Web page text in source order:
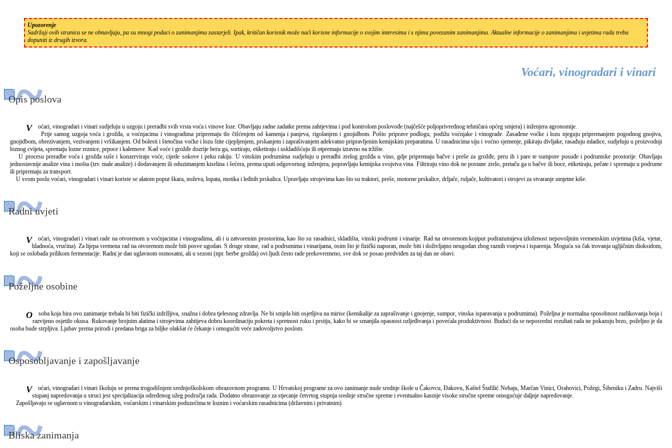
Upozorenje
Sadržaji ovih stranica se ne obnavljaju, pa su mnogi podaci o zanimanjima zastarjeli. Ipak, kritičan korisnik može naći korisne informacije o svojim interesima i s njima povezanim zanimanjima. Aktualne informacije o zanimanjima i uvjetima rada treba
dopuniti iz drugih izvora.
Voćari, vinogradari i vinari
Opis poslova
Voćari, vinogradari i vinari sudjeluju u uzgoju i preradbi svih vrsta voća i vinove loze. Obavljaju radne zadatke prema zahtjevima i pod kontrolom poslovođe (najčešće poljoprivrednog tehničara općeg smjera) i inženjera agronomije.
Prije samog uzgoja voća i grožđa, u voćnjacima i vinogradima pripremaju tlo čišćenjem od kamenja i panjeva, rigolanjem i gnojidbom. Pošto priprave podlogu, podižu voćnjake i vinograde. Zasađene voćke i lozu njeguju pripremanjem pogodnog gnojiva,
gnojidbom, obrezivanjem, vezivanjem i vršikanjem. Od bolesti i štetočina voćke i lozu štite cijepljenjem, prskanjem i zaprašivanjem adekvatno pripravljenim kemijskim preparatima. U rasadnicima siju i voćno sjemenje, pikiraju divljake, rasađuju mladice, sudjeluju u proizvodnji
loznog cvijeta, spremaju lozne reznice, prpoce i kalemove. Kad voće i grožđe dozrije beru ga, sortiraju, etiketiraju i uskladišćuju ili otpremaju izravno na tržište.
U procesu preradbe voća i grožđa suše i konzerviraju voće, cijede sokove i peku rakiju. U vinskim podrumima sudjeluju u preradbi zrelog grožđa u vino, gdje pripremaju bačve i preše za grožđe, peru ih i pare te sumpore posuđe i podrumske prostorije. Obavljaju
jednostavnije analize vina i mošta (tzv. male analize) i dodavanjem ili oduzimanjem kiselina i šećera, prema uputi odgovornog inženjera, popravljaju kemijska svojstva vina. Filtriraju vino dok ne postane zrelo, pretaču ga u bačve ili boce, etiketiraju, pečate i spremaju u podrume
ili pripremaju za transport.
U svom poslu voćari, vinogradari i vinari koriste se alatom poput škara, noževa, lopata, motika i leđnih prskalica. Upravljaju strojevima kao što su traktori, preše, motorne prskalice, drljače, ruljače, kultivatori i strojevi za stvaranje umjetne kiše.
Radni uvjeti
Voćari, vinogradari i vinari rade na otvorenom u voćnjacima i vinogradima, ali i u zatvorenim prostorima, kao što su rasadnici, skladišta, vinski podrumi i vinarije. Rad na otvorenom kojiput podrazumijeva izloženost nepovoljnim vremenskim uvjetima (kiša, vjetar,
hladnoća, vrućina). Za lijepa vremena rad na otvorenom može biti posve ugodan. S druge strane, rad u podrumima i vinarijama, osim što je fizički naporan, može biti i doživljajno neugodan zbog raznih vonjeva i isparenja. Moguća su čak trovanja ugljičnim dioksidom,
koji se oslobađa prilikom fermentacije. Radni je dan uglavnom osmosatni, ali u sezoni (npr. berbe grožđa) ovi ljudi često rade prekovremeno, sve dok se posao predviđen za taj dan ne obavi.
Poželjne osobine
Osoba koja bira ovo zanimanje trebala bi biti fizički izdržljiva, snažna i dobra tjelesnog zdravlja. Ne bi smjela biti osjetljiva na mirise (kemikalije za zaprašivanje i gnojenje, sumpor, vinska isparavanja u podrumima). Poželjna je normalna sposobnost razlikovanja boja i
razvijeno osjetilo okusa. Rukovanje brojnim alatima i strojevima zahtijeva dobru koordinaciju pokreta i spretnost ruku i prstiju, kako bi se smanjila opasnost ozljeđivanja i povećala produktivnost. Budući da se neposredni rezultati rada ne pokazuju brzo, poželjno je da
osoba bude strpljiva. Ljubav prema prirodi i predana briga za biljke olakšat će čekanje i omogućiti veće zadovoljstvo poslom.
Osposobljavanje i zapošljavanje
Voćari, vinogradari i vinari školuju se prema trogodišnjem srednjoškolskom obrazovnom programu. U Hrvatskoj programe za ovo zanimanje nude srednje škole u Čakovcu, Đakovu, Kaštel Štafilić Nehaju, Marčan Vinici, Orahovici, Požegi, Šibeniku i Zadru. Najviši
stupanj napredovanja u struci jest specijalizacija određenog užeg područja rada. Dodatno obrazovanje za stjecanje četvrtog stupnja srednje stručne spreme i eventualno kasnije visoke stručne spreme omogućuje daljnje napredovanje.
Zapošljavaju se uglavnom u vinogradarskim, voćarskim i vinarskim poduzećima te loznim i voćarskim rasadnicima (državnim i privatnim).
Bliska zanimanja